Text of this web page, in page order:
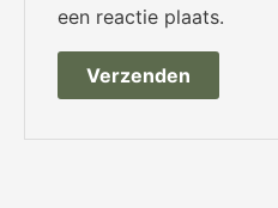
een reactie plaats.